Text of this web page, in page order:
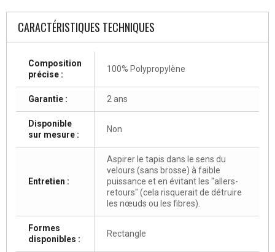
CARACTÉRISTIQUES TECHNIQUES
Composition
précise :
100% Polypropylène
Garantie : 2 ans
Disponible
sur mesure :
Non
Entretien :
Aspirer le tapis dans le sens du
velours (sans brosse) à faible
puissance et en évitant les "allers-
retours" (cela risquerait de détruire
les nœuds ou les fibres).
Formes
disponibles :
Rectangle